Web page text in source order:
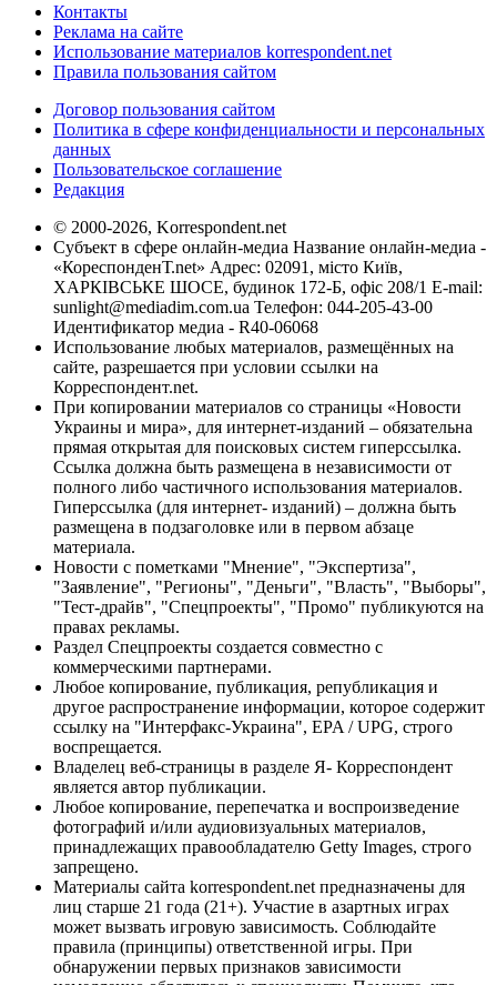
Контакты
Реклама на сайте
Использование материалов korrespondent.net
Правила пользования сайтом
Договор пользования сайтом
Политика в сфере конфиденциальности и персональных
данных
Пользовательское соглашение
Редакция
© 2000-2026, Korrespondent.net
Субъект в сфере онлайн-медиа Название онлайн-медиа -
«КореспонденТ.net» Адрес: 02091, місто Київ,
ХАРКІВСЬКЕ ШОСЕ, будинок 172-Б, офіс 208/1 E-mail:
sunlight@mediadim.com.ua Телефон: 044-205-43-00
Идентификатор медиа - R40-06068
Использование любых материалов, размещённых на
сайте, разрешается при условии ссылки на
Корреспондент.net.
При копировании материалов со страницы «Новости
Украины и мира», для интернет-изданий – обязательна
прямая открытая для поисковых систем гиперссылка.
Ссылка должна быть размещена в независимости от
полного либо частичного использования материалов.
Гиперссылка (для интернет- изданий) – должна быть
размещена в подзаголовке или в первом абзаце
материала.
Новости с пометками "Мнение", "Экспертиза",
"Заявление", "Регионы", "Деньги", "Власть", "Выборы",
"Тест-драйв", "Спецпроекты", "Промо" публикуются на
правах рекламы.
Раздел Спецпроекты создается совместно с
коммерческими партнерами.
Любое копирование, публикация, републикация и
другое распространение информации, которое содержит
ссылку на "Интерфакс-Украина", EPA / UPG, строго
воспрещается.
Владелец веб-страницы в разделе Я- Корреспондент
является автор публикации.
Любое копирование, перепечатка и воспроизведение
фотографий и/или аудиовизуальных материалов,
принадлежащих правообладателю Getty Images, строго
запрещено.
Материалы сайта korrespondent.net предназначены для
лиц старше 21 года (21+). Участие в азартных играх
может вызвать игровую зависимость. Соблюдайте
правила (принципы) ответственной игры. При
обнаружении первых признаков зависимости